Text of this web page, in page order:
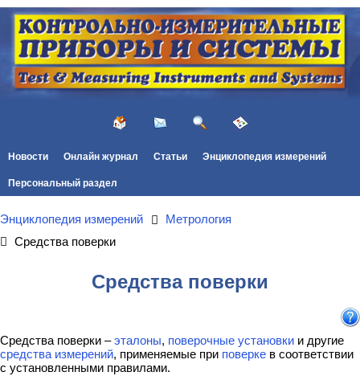
Новости Онлайн журнал Статьи Энциклопедия измерений
Персональный раздел
Энциклопедия измерений
Метрология
Средства поверки
Средства поверки
Средства поверки –эталоны, поверочные установки и другие
средства измерений, применяемые при поверке в соответствии
с установленными правилами.